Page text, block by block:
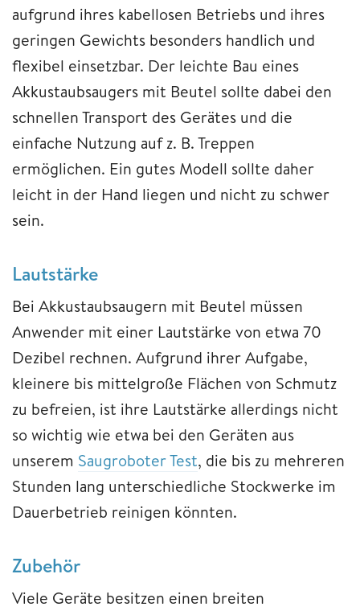
aufgrund ihres kabellosen Betriebs und ihres
geringen Gewichts besonders handlich und
flexibel einsetzbar. Der leichte Bau eines
Akkustaubsaugers mit Beutel sollte dabei den
schnellen Transport des Gerätes und die
einfache Nutzung auf z. B. Treppen
ermöglichen. Ein gutes Modell sollte daher
leicht in der Hand liegen und nicht zu schwer
sein.
Lautstärke
Bei Akkustaubsaugern mit Beutel müssen
Anwender mit einer Lautstärke von etwa 70
Dezibel rechnen. Aufgrund ihrer Aufgabe,
kleinere bis mittelgroße Flächen von Schmutz
zu befreien, ist ihre Lautstärke allerdings nicht
so wichtig wie etwa bei den Geräten aus
unserem Saugroboter Test, die bis zu mehreren
Stunden lang unterschiedliche Stockwerke im
Dauerbetrieb reinigen könnten.
Zubehör
Viele Geräte besitzen einen breiten